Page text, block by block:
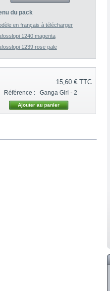
du pack
en français à télécharger
1240 magenta
1239 rose pale
15,60 €TTC
Référence :
Ganga Girl - 2